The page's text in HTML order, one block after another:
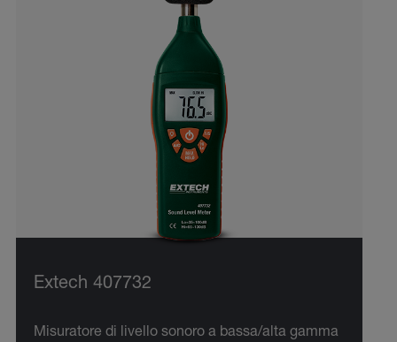
Extech 407732
Misuratore di livello sonoro a bassa/alta gamma